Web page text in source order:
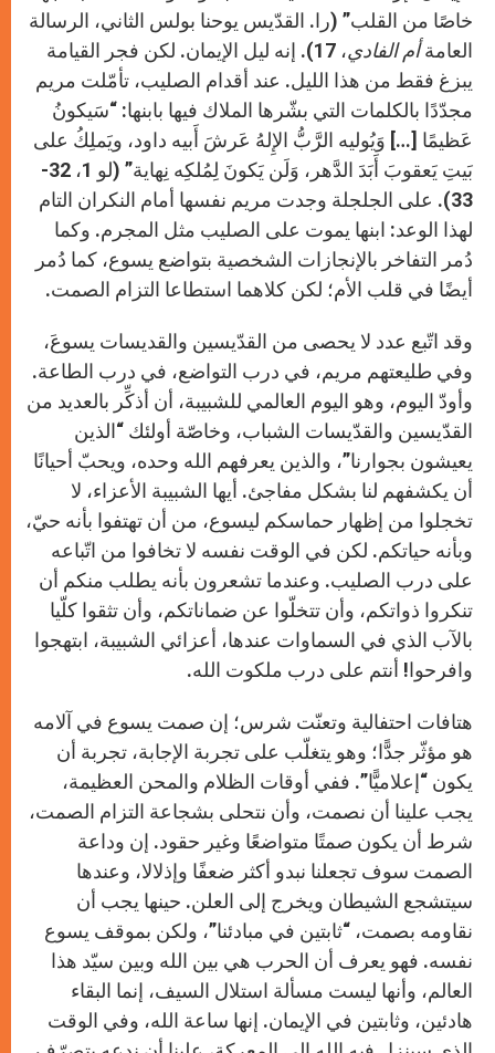
خاصًا من القلب” (را. القدّيس يوحنا بولس الثاني، الرسالة
العامةأم الفادي
، 17). إنه ليل الإيمان. لكن فجر القيامة
يبزغ فقط من هذا الليل. عند أقدام الصليب، تأمّلت مريم
مجدّدًا بالكلمات التي بشّرها الملاك فيها بابنها: “سَيكونُ
عَظيمًا […] وَيُوليه الرَّبُّ الإِلهُ عَرشَ أَبيه داود، ويَملِكُ على
بَيتِ يَعقوبَ أَبَدَ الدَّهر، وَلَن يَكونَ لِمُلكِه نِهاية” (لو 1، 32-
33). على الجلجلة وجدت مريم نفسها أمام النكران التام
لهذا الوعد: ابنها يموت على الصليب مثل المجرم. وكما
دُمر التفاخر بالإنجازات الشخصية بتواضع يسوع، كما دُمر
أيضًا في قلب الأم؛ لكن كلاهما استطاعا التزام الصمت.
وقد اتّبع عدد لا يحصى من القدّيسين والقديسات يسوعَ،
وفي طليعتهم مريم، في درب التواضع، في درب الطاعة.
وأودّ اليوم، وهو اليوم العالمي للشبيبة، أن أذكِّر بالعديد من
القدّيسين والقدّيسات الشباب، وخاصّة أولئك “الذين
يعيشون بجوارنا”، والذين يعرفهم الله وحده، ويحبّ أحيانًا
أن يكشفهم لنا بشكل مفاجئ. أيها الشبيبة الأعزاء، لا
تخجلوا من إظهار حماسكم ليسوع، من أن تهتفوا بأنه حيّ،
وبأنه حياتكم. لكن في الوقت نفسه لا تخافوا من اتّباعه
على درب الصليب. وعندما تشعرون بأنه يطلب منكم أن
تنكروا ذواتكم، وأن تتخلّوا عن ضماناتكم، وأن تثقوا كلّيا
بالآب الذي في السماوات عندها، أعزائي الشبيبة، ابتهجوا
وافرحوا! أنتم على درب ملكوت الله.
هتافات احتفالية وتعنّت شرس؛ إن صمت يسوع في آلامه
هو مؤثّر جدًّا؛ وهو يتغلّب على تجربة الإجابة، تجربة أن
يكون “إعلاميًّا”. ففي أوقات الظلام والمحن العظيمة،
يجب علينا أن نصمت، وأن نتحلى بشجاعة التزام الصمت،
شرط أن يكون صمتًا متواضعًا وغير حقود. إن وداعة
الصمت سوف تجعلنا نبدو أكثر ضعفًا وإذلالا، وعندها
سيتشجع الشيطان ويخرج إلى العلن. حينها يجب أن
نقاومه بصمت، “ثابتين في مبادئنا”، ولكن بموقف يسوع
نفسه. فهو يعرف أن الحرب هي بين الله وبين سيّد هذا
العالم، وأنها ليست مسألة استلال السيف، إنما البقاء
هادئين، وثابتين في الإيمان. إنها ساعة الله، وفي الوقت